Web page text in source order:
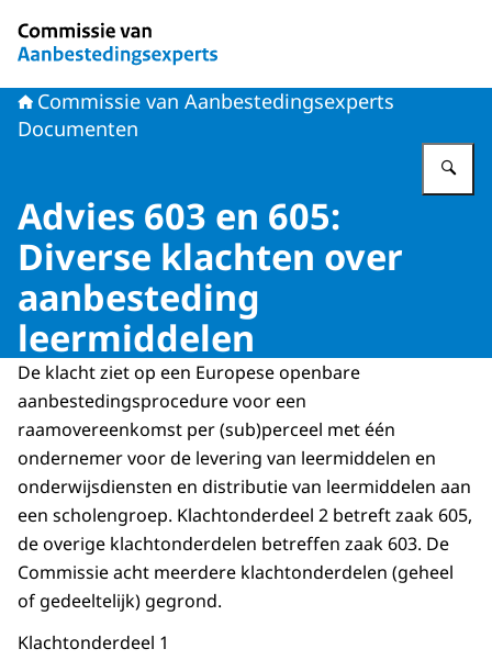
Commissie van Aanbestedingsexperts
Documenten
Advies 603 en 605:
Diverse klachten over
aanbesteding
leermiddelen
De klacht ziet op een Europese openbare
aanbestedingsprocedure voor een
raamovereenkomst per (sub)perceel met één
ondernemer voor de levering van leermiddelen en
onderwijsdiensten en distributie van leermiddelen aan
een scholengroep. Klachtonderdeel 2 betreft zaak 605,
de overige klachtonderdelen betreffen zaak 603. De
Commissie acht meerdere klachtonderdelen (geheel
of gedeeltelijk) gegrond.
Klachtonderdeel 1